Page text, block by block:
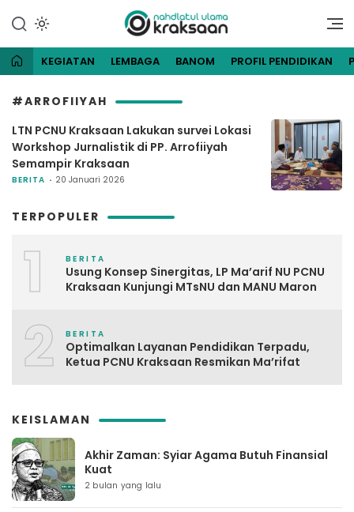
konten
NU Kraksaan
Website Resmi Pengurus
Kraksaan
KEGIATAN LEMBAGA BANOM PROFIL PENDIDIKAN
#ARROFIIYAH
LTN PCNU Kraksaan Lakukan survei Lokasi
Workshop Jurnalistik di PP. Arrofiiyah
Semampir Kraksaan
BERITA 20 Januari 2026
TERPOPULER
1 BERITA
Usung Konsep Sinergitas, LP Ma’arif NU PCNU
Kraksaan Kunjungi MTsNU dan MANU Maron
2 BERITA
Optimalkan Layanan Pendidikan Terpadu,
Ketua PCNU Kraksaan Resmikan Ma’rifat
KEISLAMAN
Akhir Zaman: Syiar Agama Butuh Finansial
Kuat
2 bulan yang lalu